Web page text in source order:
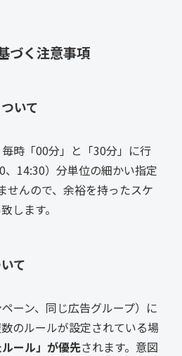
づく注意事項
いて
時「00分」と「30分」に行
、14:30）分単位の細かい指定
せんので、余裕を持ったスケ
します。
て
ーン、同じ広告グループ）に
のルールが設定されている場
ルール」が優先されます。意図